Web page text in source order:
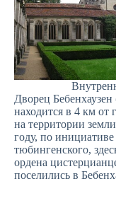
Дворец Бебенхаузен
находится в 4 км от
на территории
году, по
тюбингенского,
ордена
поселились в